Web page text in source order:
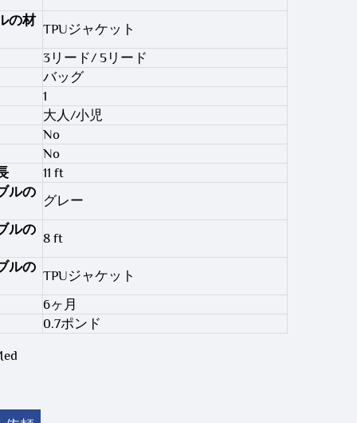
の材
TPUジャケット
3リード/ 5リード
バッグ
1
大人/小児
No
No
11 ft
ルの
グレー
ルの
8 ft
ルの
TPUジャケット
6ヶ月
0.7ポンド